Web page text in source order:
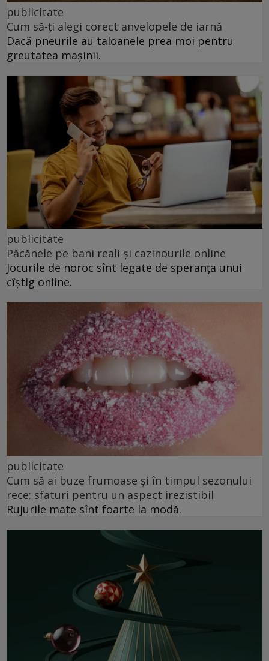
publicitate
Cum să-ți alegi corect anvelopele de iarnă
Dacă pneurile au taloanele prea moi pentru
greutatea mașinii.
publicitate
Păcănele pe bani reali și cazinourile online
Jocurile de noroc sînt legate de speranța unui
cîștig online.
publicitate
Cum să ai buze frumoase şi în timpul sezonului
rece: sfaturi pentru un aspect irezistibil
Rujurile mate sînt foarte la modă.